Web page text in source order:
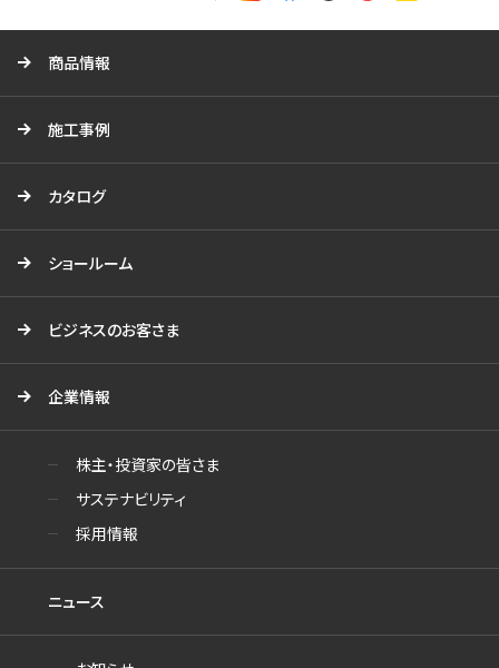
商品情報
施工事例
カタログ
ショールーム
ビジネスのお客さま
企業情報
株主・投資家の皆さま
サステナビリティ
採用情報
ニュース